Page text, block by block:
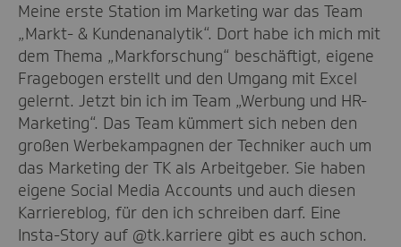
Meine erste Station im Marketing war das Team
„Markt- & Kundenanalytik“. Dort habe ich mich mit
dem Thema „Markforschung“ beschäftigt, eigene
Fragebogen erstellt und den Umgang mit Excel
gelernt. Jetzt bin ich im Team „Werbung und HR-
Marketing“. Das Team kümmert sich neben den
großen Werbekampagnen der Techniker auch um
das Marketing der TK als Arbeitgeber. Sie haben
eigene Social Media Accounts und auch diesen
Karriereblog, für den ich schreiben darf. Eine
Insta-Story auf @tk.karriere gibt es auch schon.